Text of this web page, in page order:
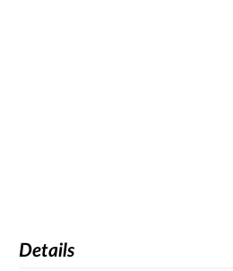
Details